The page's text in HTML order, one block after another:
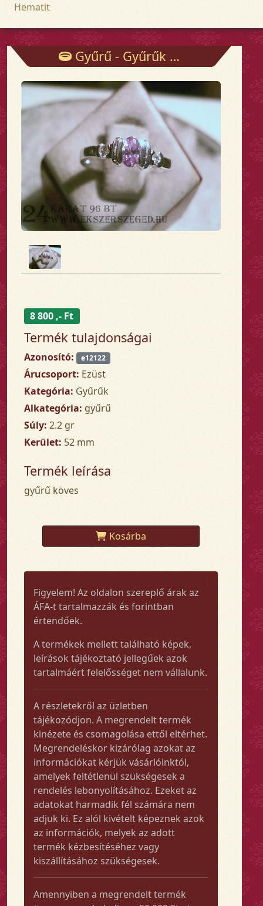
Hematit
Gyűrű - Gyűrűk - Arany és ezüst ékszerek
8 800 ,- Ft
Termék tulajdonságai
Azonosító: e12122
Árucsoport: Ezüst
Kategória: Gyűrűk
Alkategória: gyűrű
Súly: 2.2 gr
Kerület: 52 mm
Termék leírása
gyűrű köves
Kosárba
Figyelem! Az oldalon szereplő árak az
ÁFA-t tartalmazzák és forintban
értendőek.
A termékek mellett található képek,
leírások tájékoztató jellegűek azok
tartalmáért felelősséget nem vállalunk.
A részletekről az üzletben
tájékozódjon. A megrendelt termék
kinézete és csomagolása ettől eltérhet.
Megrendeléskor kizárólag azokat az
információkat kérjük vásárlóinktól,
amelyek feltétlenül szükségesek a
rendelés lebonyolításához. Ezeket az
adatokat harmadik fél számára nem
adjuk ki. Ez alól kivételt képeznek azok
az információk, melyek az adott
termék kézbesítéséhez vagy
kiszállításához szükségesek.
Amennyiben a megrendelt termék